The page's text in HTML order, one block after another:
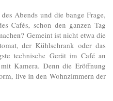
Abends und die bange Frage,
Cafés, schon den ganzen Tag
Gemeint ist nicht etwa die
der Kühlschrank oder das
technische Gerät im Café an
Kamera. Denn die Eröffnung
live in den Wohnzimmern der